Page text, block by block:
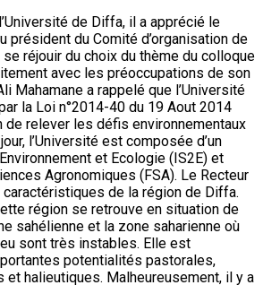
de Diffa, il a apprécié le
président du Comité d’organisation de
se réjouir du choix du thème du colloque
avec les préoccupations de son
Mahamane a rappelé que l’Université
la Loi n°2014-40 du 19 Aout 2014
de relever les défis environnementaux
l’Université est composée d’un
et Ecologie (IS2E) et
Agronomiques (FSA). Le Recteur
de la région de Diffa.
région se retrouve en situation de
sahélienne et la zone saharienne où
sont très instables. Elle est
potentialités pastorales,
halieutiques. Malheureusement, il y a